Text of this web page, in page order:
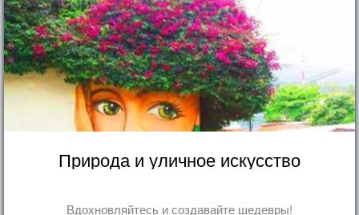
Природа и уличное искусство
Вдохновляйтесь и создавайте шедевры!